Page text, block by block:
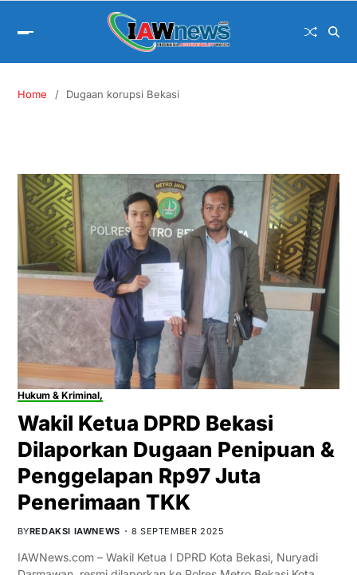
Home Dugaan korupsi Bekasi
Hukum & Kriminal,
Wakil Ketua DPRD Bekasi
Dilaporkan Dugaan Penipuan &
Penggelapan Rp97 Juta
Penerimaan TKK
BYREDAKSI IAWNEWS 8 SEPTEMBER 2025
IAWNews.com – Wakil Ketua I DPRD Kota Bekasi, Nuryadi